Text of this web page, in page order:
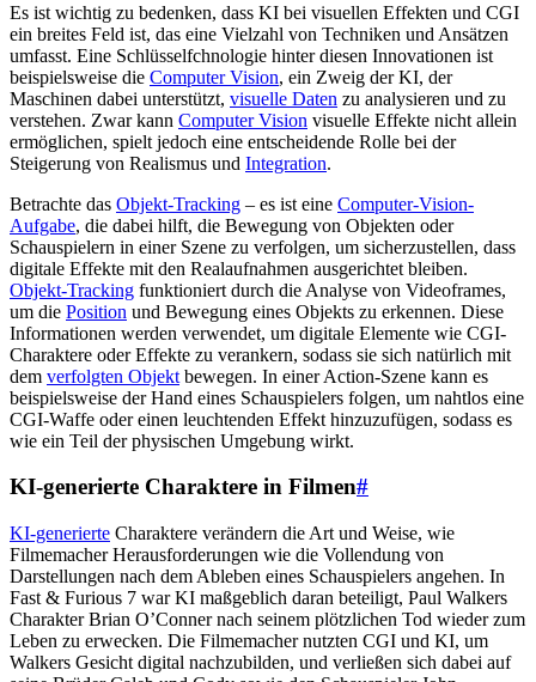
Es ist wichtig zu bedenken, dass KI bei visuellen Effekten und CGI
ein breites Feld ist, das eine Vielzahl von Techniken und Ansätzen
umfasst. Eine Schlüsselfchnologie hinter diesen Innovationen ist
beispielsweise die Computer Vision, ein Zweig der KI, der
Maschinen dabei unterstützt, visuelle Daten zu analysieren und zu
verstehen. Zwar kann Computer Vision visuelle Effekte nicht allein
ermöglichen, spielt jedoch eine entscheidende Rolle bei der
Steigerung von Realismus und Integration.
Betrachte das Objekt-Tracking – es ist eine Computer-Vision-
Aufgabe, die dabei hilft, die Bewegung von Objekten oder
Schauspielern in einer Szene zu verfolgen, um sicherzustellen, dass
digitale Effekte mit den Realaufnahmen ausgerichtet bleiben.
Objekt-Tracking funktioniert durch die Analyse von Videoframes,
um die Position und Bewegung eines Objekts zu erkennen. Diese
Informationen werden verwendet, um digitale Elemente wie CGI-
Charaktere oder Effekte zu verankern, sodass sie sich natürlich mit
dem verfolgten Objekt bewegen. In einer Action-Szene kann es
beispielsweise der Hand eines Schauspielers folgen, um nahtlos eine
CGI-Waffe oder einen leuchtenden Effekt hinzuzufügen, sodass es
wie ein Teil der physischen Umgebung wirkt.
KI-generierte Charaktere in Filmen#
KI-generierte Charaktere verändern die Art und Weise, wie
Filmemacher Herausforderungen wie die Vollendung von
Darstellungen nach dem Ableben eines Schauspielers angehen. In
Fast & Furious 7 war KI maßgeblich daran beteiligt, Paul Walkers
Charakter Brian O’Conner nach seinem plötzlichen Tod wieder zum
Leben zu erwecken. Die Filmemacher nutzten CGI und KI, um
Walkers Gesicht digital nachzubilden, und verließen sich dabei auf